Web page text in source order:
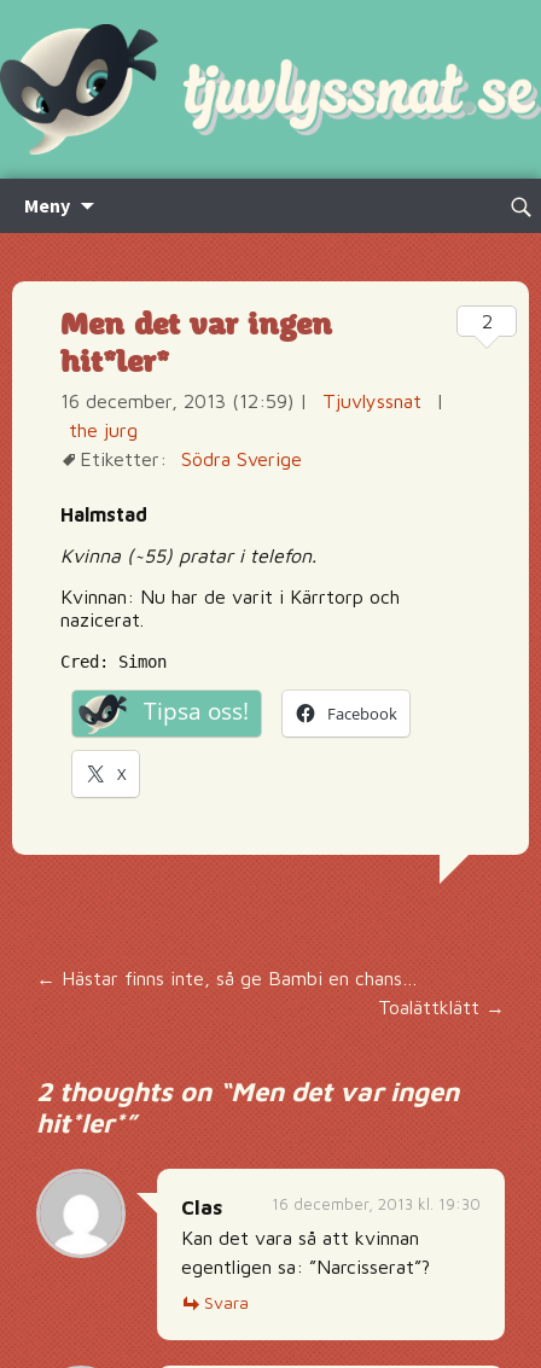
Meny
innehåll
Sök
Men det var ingen
hit*ler*
16 december, 2013 (12:59) | Tjuvlyssnat
|
the jurg
Etiketter:
Södra Sverige
Halmstad
Kvinna (~55) pratar i telefon.
Kvinnan: Nu har de varit i Kärrtorp och
nazicerat.
Cred: Simon
Tipsa oss! Facebook
X
2
Inläggsnavigering
← Hästar finns inte, så ge Bambi en chans…
Toalättklätt→
2 thoughts on “Men det var ingen
hit*ler*”
16 december, 2013 kl. 19:30
Clas
Kan det vara så att kvinnan
egentligen sa: ”Narcisserat”?
Svara